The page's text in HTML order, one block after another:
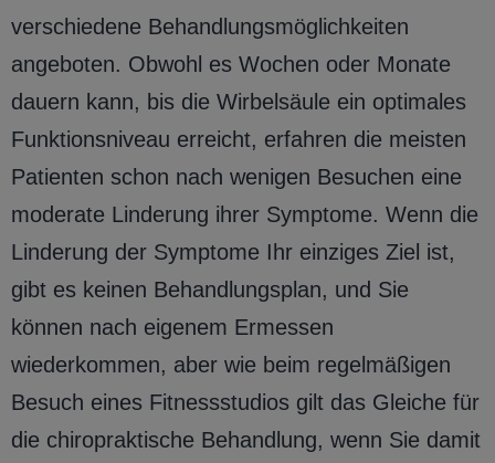
verschiedene Behandlungsmöglichkeiten
angeboten. Obwohl es Wochen oder Monate
dauern kann, bis die Wirbelsäule ein optimales
Funktionsniveau erreicht, erfahren die meisten
Patienten schon nach wenigen Besuchen eine
moderate Linderung ihrer Symptome. Wenn die
Linderung der Symptome Ihr einziges Ziel ist,
gibt es keinen Behandlungsplan, und Sie
können nach eigenem Ermessen
wiederkommen, aber wie beim regelmäßigen
Besuch eines Fitnessstudios gilt das Gleiche für
die chiropraktische Behandlung, wenn Sie damit